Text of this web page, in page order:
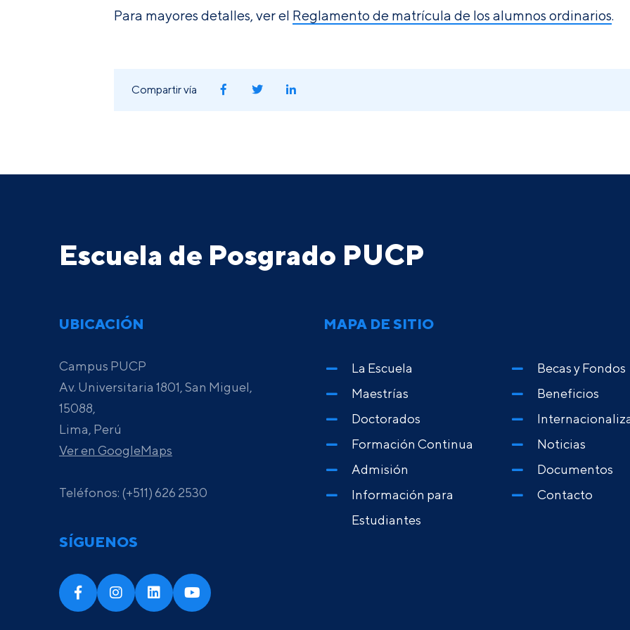
Para mayores detalles, ver el Reglamento de matrícula de los alumnos ordinarios.
Compartir vía
Escuela de Posgrado PUCP
UBICACIÓN
Campus PUCP
Av. Universitaria 1801, San Miguel,
15088,
Lima, Perú
Ver en GoogleMaps
Teléfonos: (+511) 626 2530
SÍGUENOS
MAPA DE SITIO
La Escuela
Maestrías
Doctorados
Formación Continua
Admisión
Información para
Estudiantes
Becas y Fondos
Beneficios
Noticias
Documentos
Contacto